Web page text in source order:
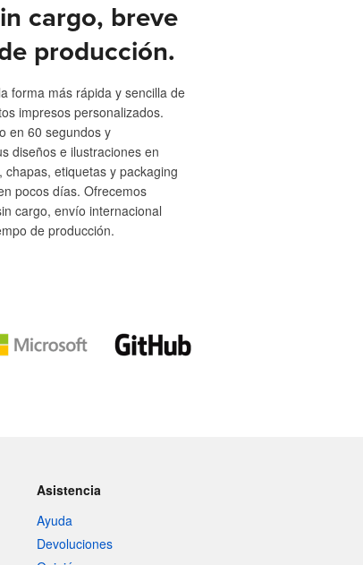
cargo, breve
producción.
forma más rápida y sencilla de
impresos personalizados.
en 60 segundos y
diseños e ilustraciones en
chapas, etiquetas y packaging
pocos días. Ofrecemos
cargo, envío internacional
de producción.
Asistencia
Ayuda
Devoluciones